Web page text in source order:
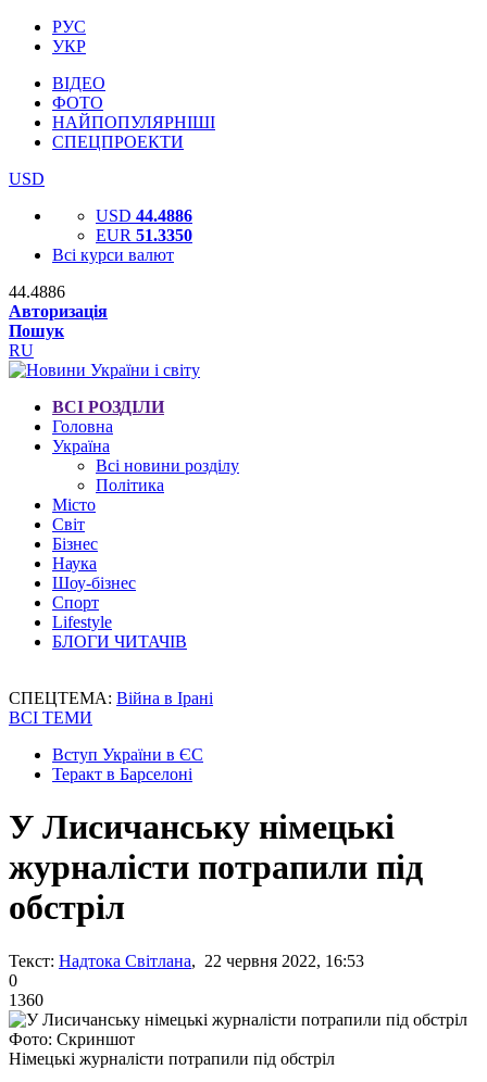
РУС
УКР
ВІДЕО
ФОТО
НАЙПОПУЛЯРНІШІ
СПЕЦПРОЕКТИ
USD
USD 44.4886
EUR 51.3350
Всі курси валют
44.4886
Авторизація
Пошук
RU
ВСІ РОЗДІЛИ
Головна
Україна
Всі новини розділу
Політика
Місто
Світ
Бізнес
Наука
Шоу-бізнес
Спорт
Lifestyle
БЛОГИ ЧИТАЧІВ
СПЕЦТЕМА: Війна в Ірані
ВСІ ТЕМИ
Вступ України в ЄС
Теракт в Барселоні
У Лисичанську німецькі
журналісти потрапили під
обстріл
Текст: Надтока Світлана, 22 червня 2022, 16:53
0
1360
Фото: Скриншот
Німецькі журналісти потрапили під обстріл